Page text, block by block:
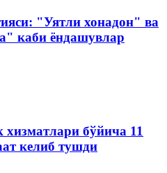
"Уятли хонадон" ва
каби ёндашувлар
бўйича 11
келиб тушди